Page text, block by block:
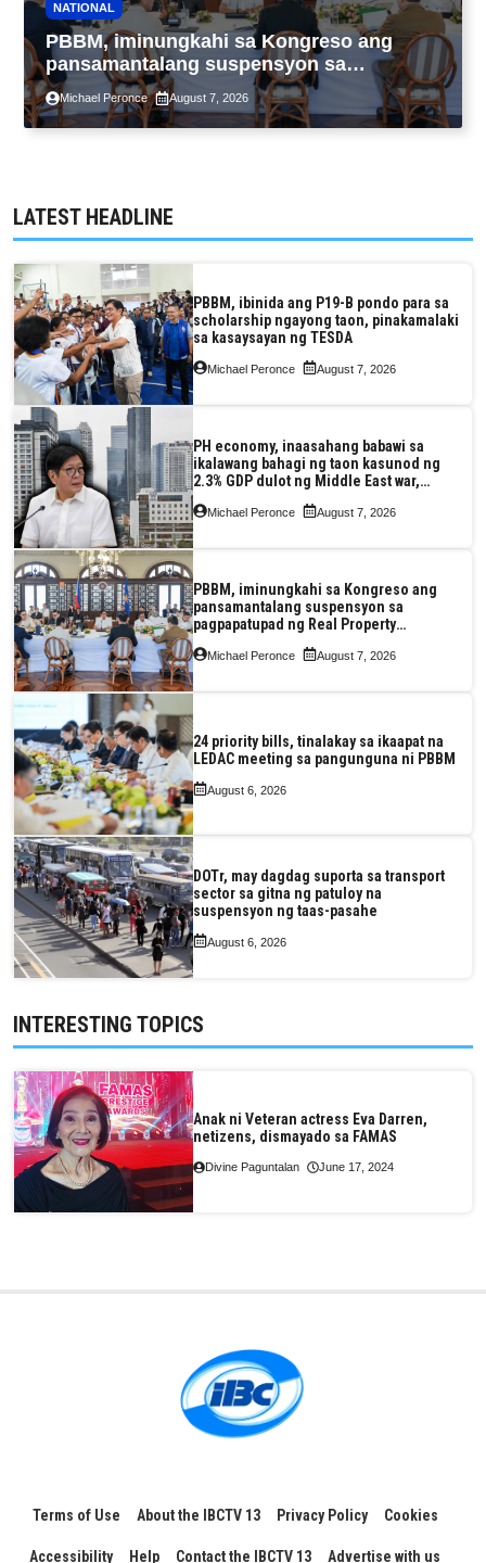
NATIONAL
PBBM, iminungkahi sa Kongreso ang
pansamantalang suspensyon sa
pagpapatupad ng Real Property Valuation
and Assessment Reform Act
Michael Peronce August 7, 2026
LATEST HEADLINE
PBBM, ibinida ang P19-B pondo para sa
scholarship ngayong taon, pinakamalaki
sa kasaysayan ng TESDA
Michael Peronce August 7, 2026
PH economy, inaasahang babawi sa
ikalawang bahagi ng taon kasunod ng
2.3% GDP dulot ng Middle East war,
pagkaantala ng public construction
Michael Peronce August 7, 2026
PBBM, iminungkahi sa Kongreso ang
pansamantalang suspensyon sa
pagpapatupad ng Real Property
Valuation and Assessment Reform Act
Michael Peronce August 7, 2026
24 priority bills, tinalakay sa ikaapat na
LEDAC meeting sa pangunguna ni PBBM
August 6, 2026
DOTr, may dagdag suporta sa transport
sector sa gitna ng patuloy na
suspensyon ng taas-pasahe
August 6, 2026
INTERESTING TOPICS
Anak ni Veteran actress Eva Darren,
netizens, dismayado sa FAMAS
Divine Paguntalan June 17, 2024
Terms of Use About the IBCTV 13 Privacy Policy Cookies
Accessibility Help Contact the IBCTV 13 Advertise with us